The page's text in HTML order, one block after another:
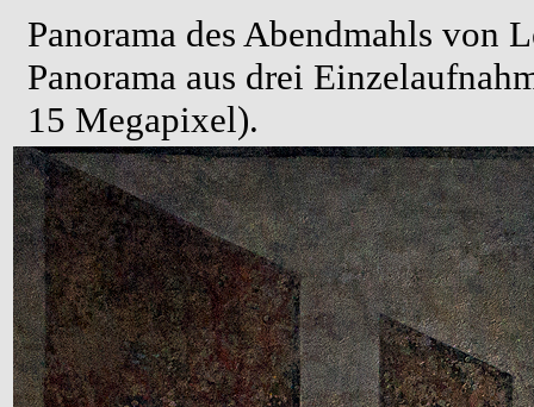
Panorama des Abendmahls von
Panorama aus drei
15 Megapixel).